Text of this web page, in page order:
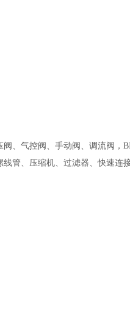
、气控阀、手动阀、调流阀，
管、压缩机、过滤器、快速连